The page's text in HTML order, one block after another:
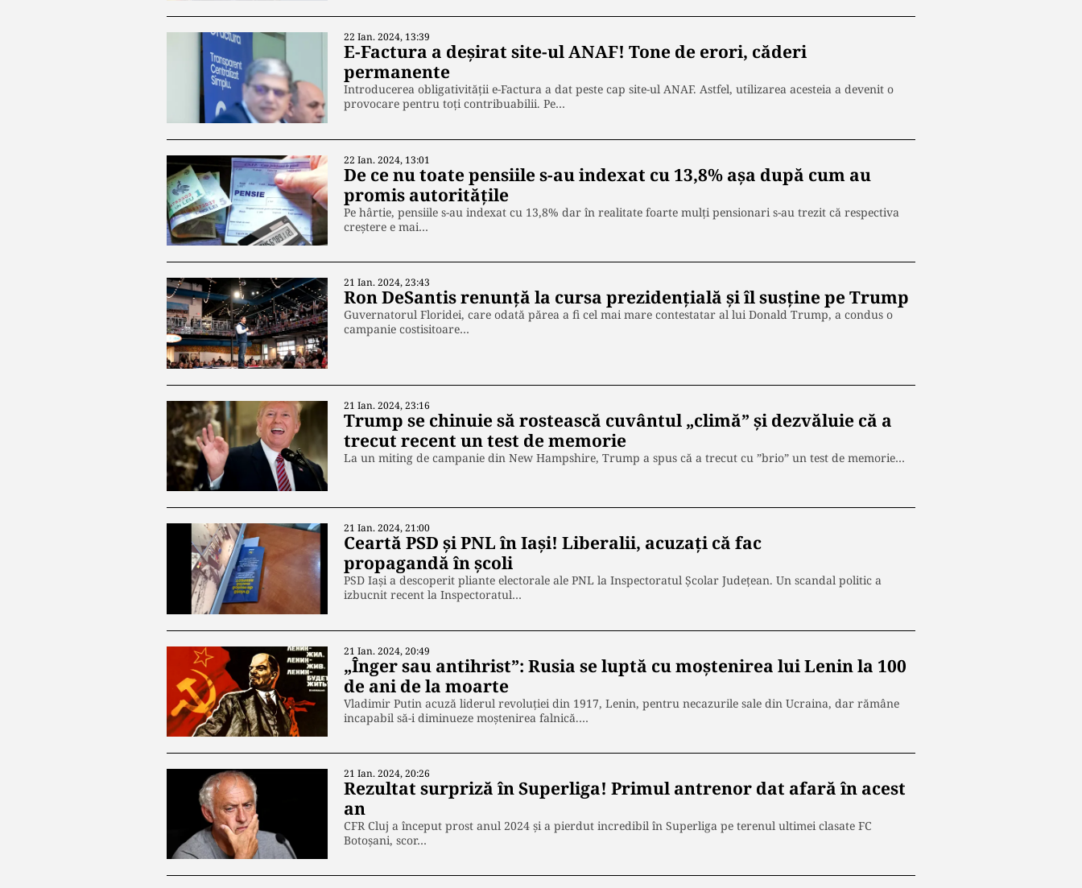
22 Ian. 2024, 13:39
E-Factura a deșirat site-ul ANAF! Tone de erori, căderi
permanente
Introducerea obligativității e-Factura a dat peste cap site-ul ANAF. Astfel, utilizarea acesteia a devenit o
provocare pentru toți contribuabilii. Pe…
22 Ian. 2024, 13:01
De ce nu toate pensiile s-au indexat cu 13,8% așa după cum au
promis autoritățile
Pe hârtie, pensiile s-au indexat cu 13,8% dar în realitate foarte mulți pensionari s-au trezit că respectiva
creștere e mai…
21 Ian. 2024, 23:43
Ron DeSantis renunță la cursa prezidențială și îl susține pe Trump
Guvernatorul Floridei, care odată părea a fi cel mai mare contestatar al lui Donald Trump, a condus o
campanie costisitoare…
21 Ian. 2024, 23:16
Trump se chinuie să rostească cuvântul „climă” și dezvăluie că a
trecut recent un test de memorie
La un miting de campanie din New Hampshire, Trump a spus că a trecut cu ”brio” un test de memorie…
21 Ian. 2024, 21:00
Ceartă PSD și PNL în Iași! Liberalii, acuzați că fac
propagandă în școli
PSD Iași a descoperit pliante electorale ale PNL la Inspectoratul Școlar Județean. Un scandal politic a
izbucnit recent la Inspectoratul…
21 Ian. 2024, 20:49
„Înger sau antihrist”: Rusia se luptă cu moștenirea lui Lenin la 100
de ani de la moarte
Vladimir Putin acuză liderul revoluției din 1917, Lenin, pentru necazurile sale din Ucraina, dar rămâne
incapabil să-i diminueze moștenirea falnică.…
21 Ian. 2024, 20:26
Rezultat surpriză în Superliga! Primul antrenor dat afară în acest
an
CFR Cluj a început prost anul 2024 și a pierdut incredibil în Superliga pe terenul ultimei clasate FC
Botoșani, scor…